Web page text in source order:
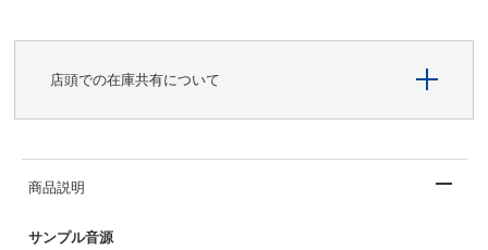
店頭での在庫共有について
商品説明
サンプル音源